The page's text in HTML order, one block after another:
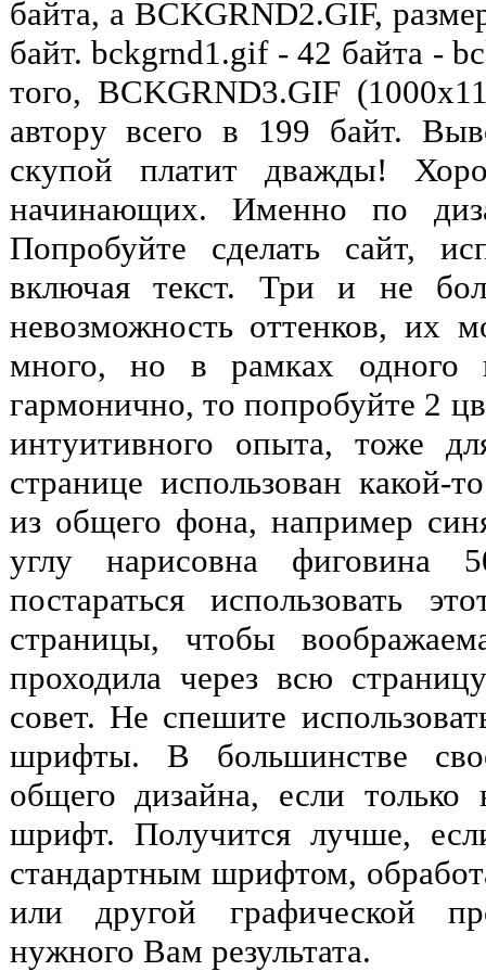
байта, а BCKGRND2.GIF,
байт. bckgrnd1.gif - 42 байта -
того, BCKGRND3.GIF
автору всего в 199 байт.
скупой платит дважды!
начинающих. Именно по
Попробуйте сделать сайт,
включая текст. Три и не
невозможность оттенков, их
много, но в рамках одного
гармонично, то попробуйте 2
интуитивного опыта, тоже
странице использован какой-
из общего фона, например
углу нарисовна фиговина
постараться использовать
страницы, чтобы
проходила через всю
совет. Не спешите
шрифты. В большинстве
общего дизайна, если только
шрифт. Получится лучше,
стандартным шрифтом,
или другой графической
нужного Вам результата.